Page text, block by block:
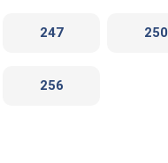
247 250
256